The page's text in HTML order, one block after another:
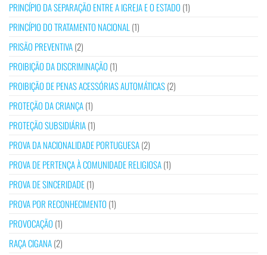
PRINCÍPIO DA SEPARAÇÃO ENTRE A IGREJA E O ESTADO (1)
PRINCÍPIO DO TRATAMENTO NACIONAL(1)
PRISÃO PREVENTIVA(2)
PROIBIÇÃO DA DISCRIMINAÇÃO (1)
PROIBIÇÃO DE PENAS ACESSÓRIAS AUTOMÁTICAS(2)
PROTEÇÃO DA CRIANÇA(1)
PROTEÇÃO SUBSIDIÁRIA(1)
PROVA DA NACIONALIDADE PORTUGUESA(2)
PROVA DE PERTENÇA À COMUNIDADE RELIGIOSA(1)
PROVA DE SINCERIDADE(1)
PROVA POR RECONHECIMENTO (1)
PROVOCAÇÃO (1)
RAÇA CIGANA(2)